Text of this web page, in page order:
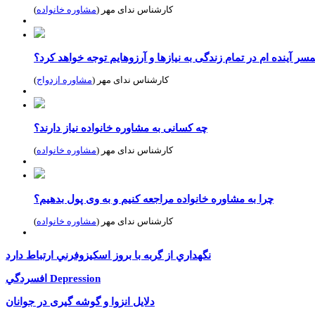
کارشناس ندای مهر (مشاوره خانواده)
آینده ام در تمام زندگی به نیازها و آرزوهایم توجه خواهد کرد؟
کارشناس ندای مهر (مشاوره ازدواج)
چه کسانی به مشاوره خانواده نیاز دارند؟
کارشناس ندای مهر (مشاوره خانواده)
چرا به مشاوره خانواده مراجعه کنیم و به وی پول بدهیم؟
کارشناس ندای مهر (مشاوره خانواده)
نگهداري از گربه با بروز اسكيزوفرني ارتباط دارد
افسردگي Depression
دلایل انزوا و گوشه گیری در جوانان